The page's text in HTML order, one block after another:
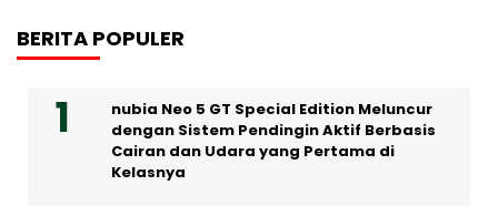
BERITA POPULER
nubia Neo 5 GT Special Edition Meluncur
dengan Sistem Pendingin Aktif Berbasis
Cairan dan Udara yang Pertama di
Kelasnya